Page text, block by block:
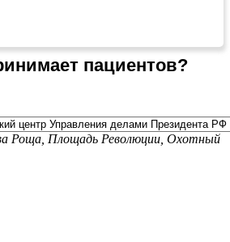
пациентов?
Роща, Площадь Революции, Охотный